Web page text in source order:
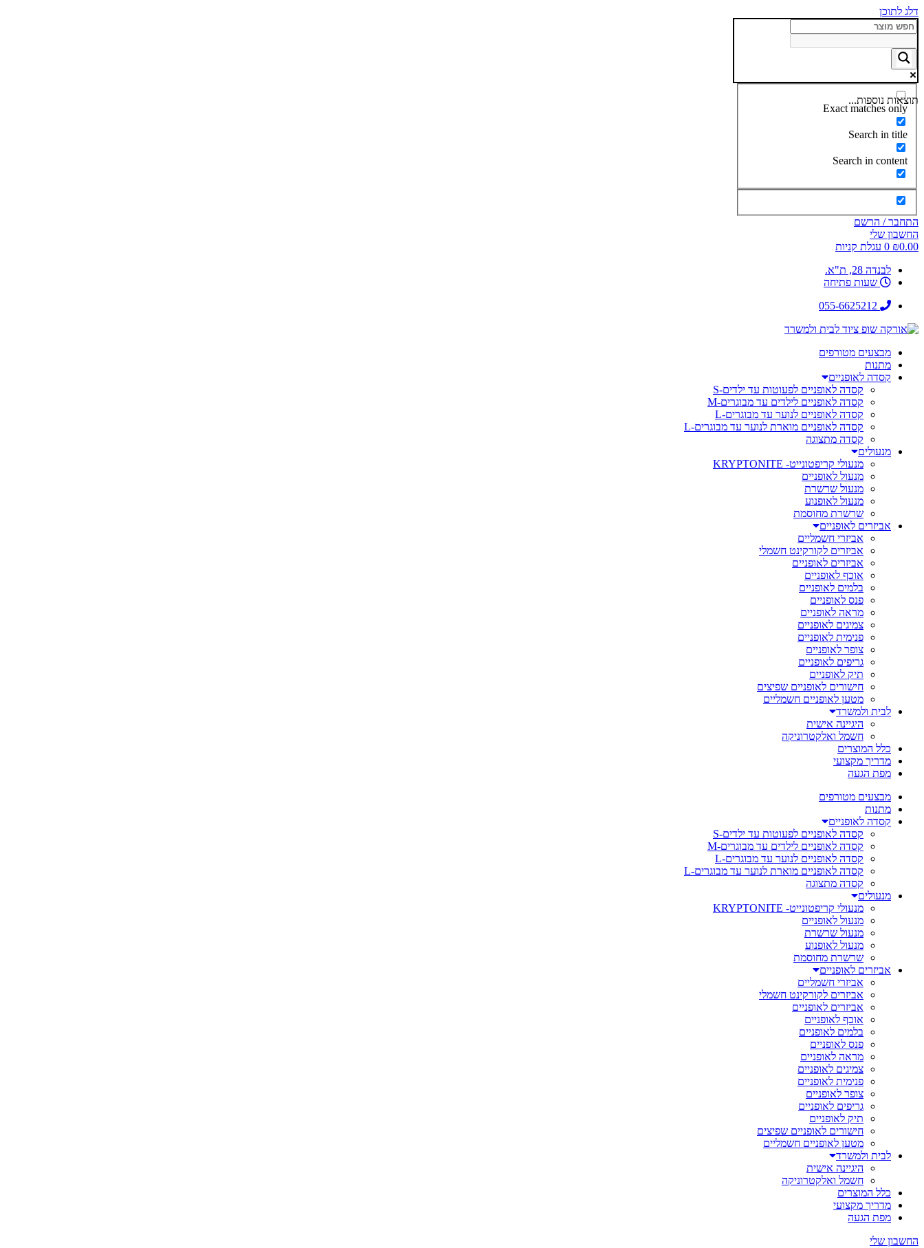
דלג לתוכן
תוצאות נוספות...
Exact matches only
Search in title
Search in content
התחבר / הרשם
החשבון שלי
₪0.00
0 עגלת קניות
לבנדה 28, ת"א.
שעות פתיחה
055-6625212
מבצעים מטורפים
מתנות
קסדה לאופניים
קסדה לאופניים לפעוטות עד ילדים-S
קסדה לאופניים לילדים עד מבוגרים-M
קסדה לאופניים לנוער עד מבוגרים-L
קסדה לאופניים מוארת לנוער עד מבוגרים-L
קסדה מתצוגה
מנעולים
מנעולי קריפטונייט- KRYPTONITE
מנעול לאופניים
מנעול שרשרת
מנעול לאופנוע
שרשרת מחוסמת
אביזרים לאופניים
אביזרי חשמליים
אביזרים לקורקינט חשמלי
אביזרים לאופניים
אוכף לאופניים
בלמים לאופניים
פנס לאופניים
מראה לאופניים
צמיגים לאופניים
פנימית לאופניים
צופר לאופניים
גריפים לאופניים
תיק לאופניים
חישורים לאופניים שפיצים
מטען לאופניים חשמליים
לבית ולמשרד
היגיינה אישית
חשמל ואלקטרוניקה
כלל המוצרים
מדריך מקצועי
מפת הגעה
מבצעים מטורפים
מתנות
קסדה לאופניים
קסדה לאופניים לפעוטות עד ילדים-S
קסדה לאופניים לילדים עד מבוגרים-M
קסדה לאופניים לנוער עד מבוגרים-L
קסדה לאופניים מוארת לנוער עד מבוגרים-L
קסדה מתצוגה
מנעולים
מנעולי קריפטונייט- KRYPTONITE
מנעול לאופניים
מנעול שרשרת
מנעול לאופנוע
שרשרת מחוסמת
אביזרים לאופניים
אביזרי חשמליים
אביזרים לקורקינט חשמלי
אביזרים לאופניים
אוכף לאופניים
בלמים לאופניים
פנס לאופניים
מראה לאופניים
צמיגים לאופניים
פנימית לאופניים
צופר לאופניים
גריפים לאופניים
תיק לאופניים
חישורים לאופניים שפיצים
מטען לאופניים חשמליים
לבית ולמשרד
היגיינה אישית
חשמל ואלקטרוניקה
כלל המוצרים
מדריך מקצועי
מפת הגעה
החשבון שלי